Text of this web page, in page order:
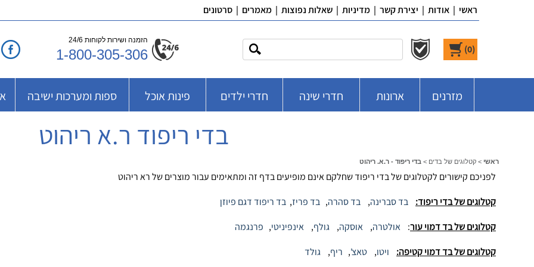
ראשי | אודות | יצירת קשר | מדיניות | שאלות נפוצות | מאמרים | סרטונים
(
0
)
הזמנה ושירות לקוחות 24/6
1-800-305-306
מזרנים ארונות חדרי שינה חדרי ילדים פינות אוכל ספות ומערכות ישיבה
בדי ריפוד ר.א ריהוט
ראשי > קטלוגים של בדים > בדי ריפוד - ר.א. ריהוט
לפניכם קישורים לקטלוגים של בדי ריפוד שחלקם אינם מופיעים בדף זה ומתאימים עבור מוצרים של רא ריהוט
קטלוגים של בדי ריפוד:
בד סברינה, בד סהרה, בד פריז, בד ריפוד דגם פיוזן
קטלוגים של בד דמוי עור: אולטרה, אוסקה, גולף, אינפיניטי, פרנגמה
קטלוגים של בד דמוי קטיפה:
ויטו, טאצ', ריף, גולד